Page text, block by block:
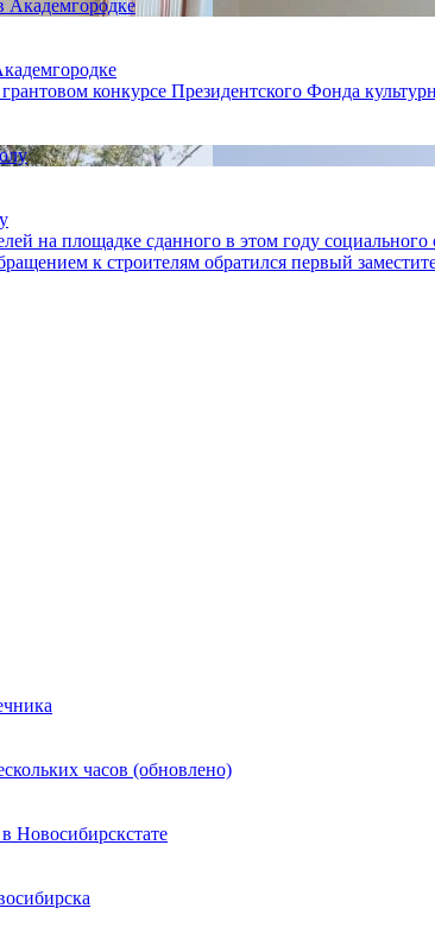
конкурсе Президентского Фонда
на площадке сданного в этом году
к строителям обратился первый
часов (обновлено)
Новосибирскстате